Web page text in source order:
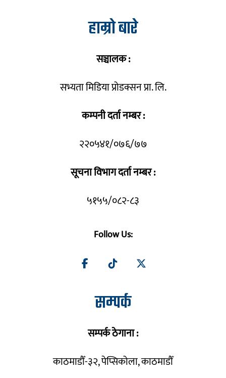
हाम्रो बारे
सञ्चालक :
सभ्यता मिडिया प्रोडक्सन प्रा. लि.
कम्पनी दर्ता नम्बर :
२२०५४१/०७६/७७
सूचना विभाग दर्ता नम्बर :
५१५५/०८२-८३
Follow Us:
सम्पर्क
सम्पर्क ठेगाना :
काठमाडौँ-३२, पेप्सिकोला, काठमाडौँ